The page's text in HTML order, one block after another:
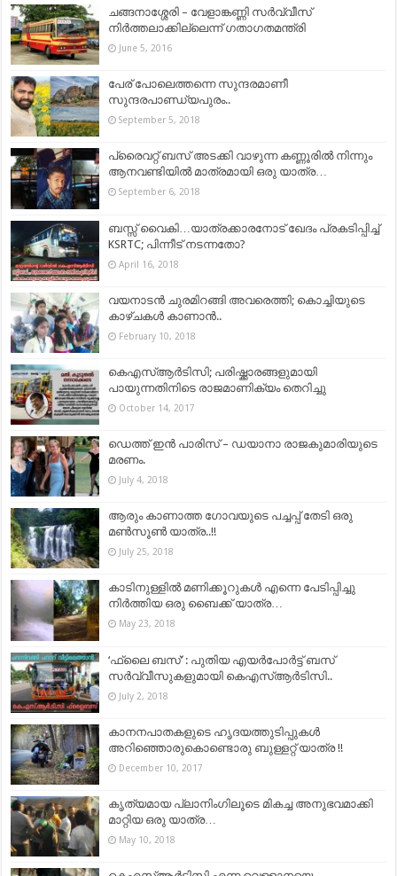
ചങ്ങനാശ്ശേരി – വേളാങ്കണ്ണി സര്‍വ്വീസ്
നിര്‍ത്തലാക്കില്ലെന്ന് ഗതാഗതമന്ത്രി
June 5, 2016
പേര് പോലെത്തന്നെ സുന്ദരമാണീ
സുന്ദരപാണ്ഡ്യപുരം..
September 5, 2018
പ്രൈവറ്റ് ബസ് അടക്കി വാഴുന്ന കണ്ണൂരിൽ നിന്നും
ആനവണ്ടിയിൽ മാത്രമായി ഒരു യാത്ര…
September 6, 2018
ബസ്സ് വൈകി…യാത്രക്കാരനോട് ഖേദം പ്രകടിപ്പിച്ച്
KSRTC; പിന്നീട് നടന്നതോ?
April 16, 2018
വയനാടന്‍ ചുരമിറങ്ങി അവരെത്തി; കൊച്ചിയുടെ
കാഴ്ചകള്‍ കാണാന്‍..
February 10, 2018
കെഎസ്ആര്‍ടിസി; പരിഷ്ക്കാരങ്ങളുമായി
പായുന്നതിനിടെ രാജമാണിക്യം തെറിച്ചു
October 14, 2017
ഡെത്ത് ഇൻ പാരിസ് – ഡയാനാ രാജകുമാരിയുടെ
മരണം.
July 4, 2018
ആരും കാണാത്ത ഗോവയുടെ പച്ചപ്പ്‌ തേടി ഒരു
മൺസൂൺ യാത്ര..!!
July 25, 2018
കാടിനുള്ളില്‍ മണിക്കൂറുകള്‍ എന്നെ പേടിപ്പിച്ചു
നിര്‍ത്തിയ ഒരു ബൈക്ക് യാത്ര…
May 23, 2018
‘ഫ്ലൈ ബസ്’ : പുതിയ എയർപോർട്ട് ബസ്
സർവ്വീസുകളുമായി കെഎസ്ആർടിസി..
July 2, 2018
കാനനപാതകളുടെ ഹൃദയത്തുടിപ്പുകൾ
അറിഞ്ഞൊരുകൊണ്ടൊരു ബുള്ളറ്റ് യാത്ര !!
December 10, 2017
കൃത്യമായ പ്ലാനിംഗിലൂടെ മികച്ച അനുഭവമാക്കി
മാറ്റിയ ഒരു യാത്ര…
May 10, 2018